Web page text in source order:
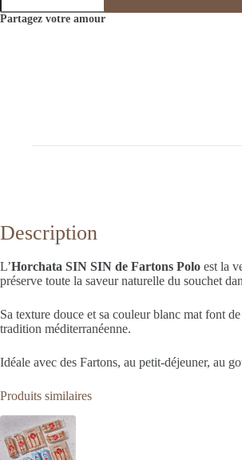
Xata
Partagez votre amour
Description
L’Horchata SIN SIN de Fartons Polo est la
préserve toute la saveur naturelle du souchet
Sa texture douce et sa couleur blanc mat font
tradition méditerranéenne.
Idéale avec des Fartons, au petit-déjeuner, au
Produits similaires